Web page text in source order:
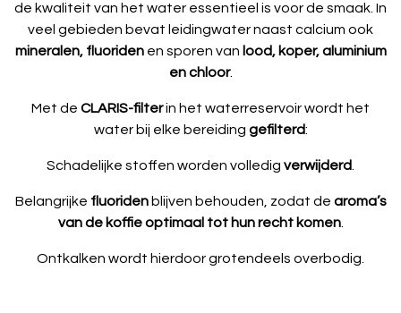
de kwaliteit van het water essentieel is voor de smaak. In
veel gebieden bevat leidingwater naast calcium ook
mineralen, fluoridenen sporen van lood, koper, aluminium
en chloor.
Met de CLARIS-filterin het waterreservoir wordt het
water bij elke bereiding gefilterd:
Schadelijke stoffen worden volledig verwijderd.
Belangrijke fluoridenblijven behouden, zodat de aroma’s
van de koffie optimaal tot hun recht komen.
Ontkalken wordt hierdoor grotendeels overbodig.